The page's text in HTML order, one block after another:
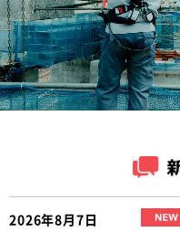
2026年8月7日